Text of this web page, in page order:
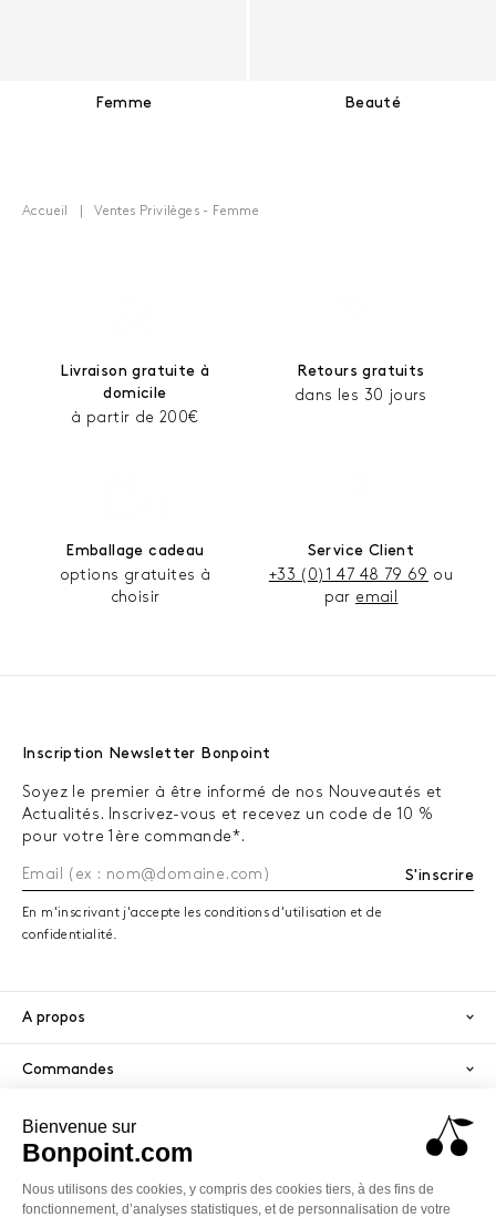
Femme Beauté
Accueil Ventes Privilèges - Femme
Livraison gratuite à
domicile
à partir de 200€
Retours gratuits
dans les 30 jours
Emballage cadeau
options gratuites à
choisir
Service Client
+33 (0)1 47 48 79 69 ou
par email
Inscription Newsletter Bonpoint
Soyez le premier à être informé de nos Nouveautés et
Actualités. Inscrivez-vous et recevez un code de 10 %
pour votre 1ère commande*.
S'inscrire
En m'inscrivant j'accepte les conditions d'utilisation et de
confidentialité.
A propos
Commandes
Services
Paiement sécurisé